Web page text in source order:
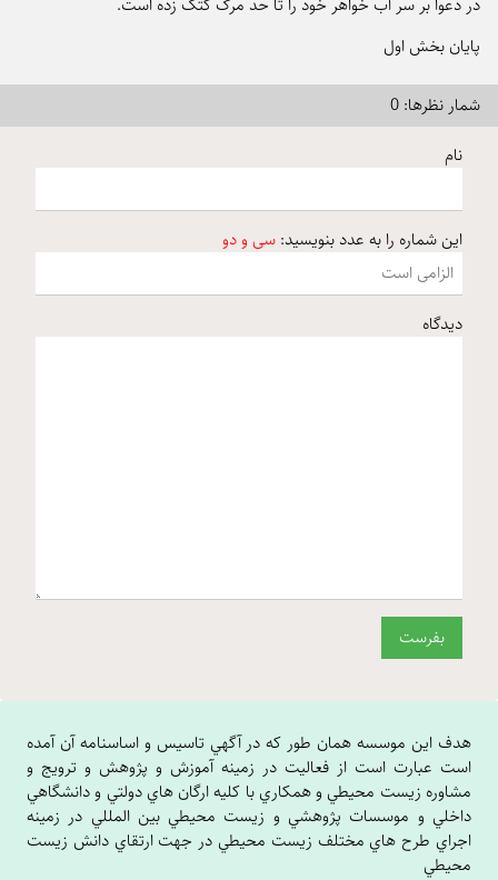
پایان بخش اول
شمار نظرها: 0
نام
این شماره را به عدد بنویسید: سی و دو
دیدگاه
هدف اين موسسه همان طور که در آگهي تاسيس و اساسنامه آن آمده
است عبارت است از فعاليت در زمينه آموزش و پژوهش و ترويج و
مشاوره زيست محيطي و همکاري با کليه ارگان هاي دولتي و دانشگاهي
داخلي و موسسات پژوهشي و زيست محيطي بين المللي در زمينه
اجراي طرح هاي مختلف زيست محيطي در جهت ارتقاي دانش زيست
محيطي